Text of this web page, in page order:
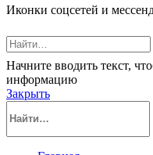
Иконки соцсетей и
Начните вводить текст,
информацию
Закрыть